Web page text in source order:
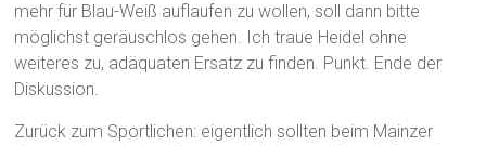
mehr für Blau-Weiß auflaufen zu wollen, soll dann bitte
möglichst geräuschlos gehen. Ich traue Heidel ohne
weiteres zu, adäquaten Ersatz zu finden. Punkt. Ende der
Diskussion.
Zurück zum Sportlichen: eigentlich sollten beim Mainzer